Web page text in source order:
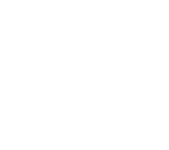
Encuesta?
Encuesta